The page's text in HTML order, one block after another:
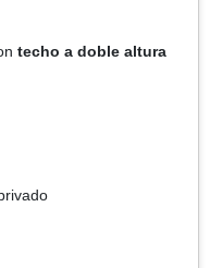
techo a doble altura